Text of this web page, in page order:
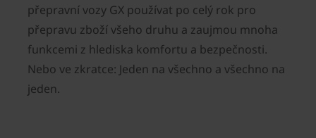
přepravní vozy GX používat po celý rok pro
přepravu zboží všeho druhu a zaujmou mnoha
funkcemi z hlediska komfortu a bezpečnosti.
Nebo ve zkratce: Jeden na všechno a všechno na
jeden.